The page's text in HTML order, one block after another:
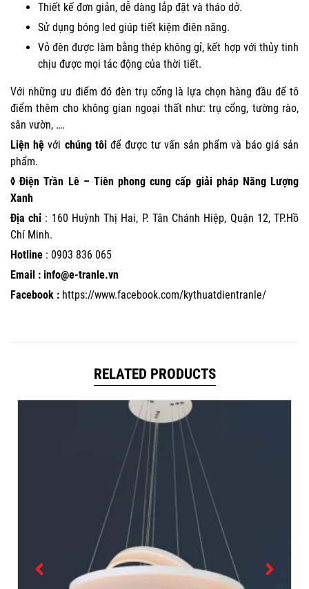
Thiết kế đơn giản, dễ dàng lắp đặt và tháo dở.
Sử dụng bóng led giúp tiết kiệm điên năng.
Vỏ đèn được làm bằng thép không gỉ, kết hợp với thủy tinh
chịu được mọi tác động của thời tiết.
Với những ưu điểm đó đèn trụ cổng là lựa chọn hàng đầu để tô
điểm thêm cho không gian ngoại thất như: trụ cổng, tường rào,
sân vườn, ….
Liện hệ với chúng tôi để được tư vấn sản phẩm và báo giá sản
phẩm.
◊ Điện Trần Lê – Tiên phong cung cấp giải pháp Năng Lượng
Xanh
Địa chỉ : 160 Huỳnh Thị Hai, P. Tân Chánh Hiệp, Quận 12, TP.Hồ
Chí Minh.
Hotline : 0903 836 065
Email : info@e-tranle.vn
Facebook : https://www.facebook.com/kythuatdientranle/
RELATED PRODUCTS